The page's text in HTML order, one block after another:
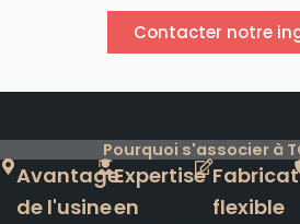
Contacter notre
Pourquoi s'associer à
Avantage
de l'usine
Expertise
en
flexible